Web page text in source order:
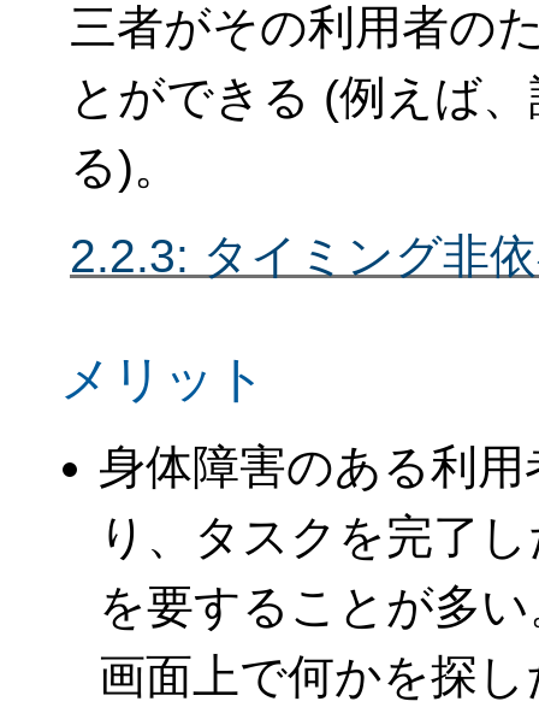
三者がその利用者の
とができる (例えば
る)。
2.2.3: タイミング非
メリット
身体障害のある利
り、タスクを完了
を要することが多
画面上で何かを探